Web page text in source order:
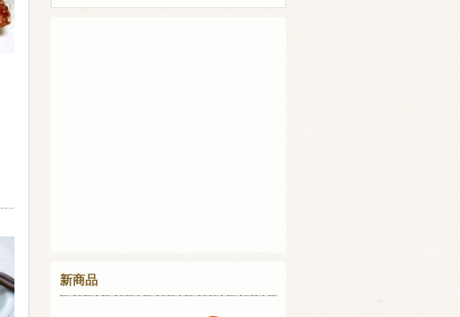
新商品